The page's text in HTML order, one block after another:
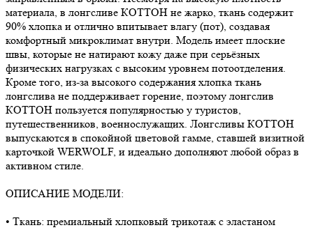
материала, в лонгсливе КОТТОН не жарко, ткань содержит
90% хлопка и отлично впитывает влагу (пот), создавая
комфортный микроклимат внутри. Модель имеет плоские
швы, которые не натирают кожу даже при серьёзных
физических нагрузках с высоким уровнем потоотделения.
Кроме того, из-за высокого содержания хлопка ткань
лонгслива не поддерживает горение, поэтому лонгслив
КОТТОН пользуется популярностью у туристов,
путешественников, военнослужащих. Лонгсливы КОТТОН
выпускаются в спокойной цветовой гамме, ставшей визитной
карточкой WERWOLF, и идеально дополняют любой образ в
активном стиле.
ОПИСАНИЕ МОДЕЛИ:
• Ткань: премиальный хлопковый трикотаж с эластаном